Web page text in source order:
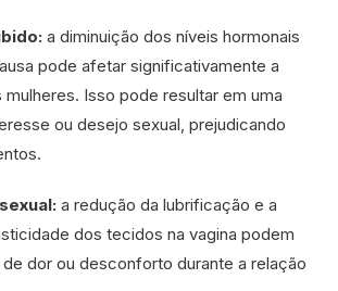
a diminuição dos níveis hormonais
pode afetar significativamente a
mulheres. Isso pode resultar em uma
ou desejo sexual, prejudicando
a redução da lubrificação e a
dos tecidos na vagina podem
dor ou desconforto durante a relação